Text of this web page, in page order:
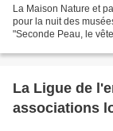
La Maison Nature et
pour la nuit des
"Seconde Peau, le
La Ligue de
associations